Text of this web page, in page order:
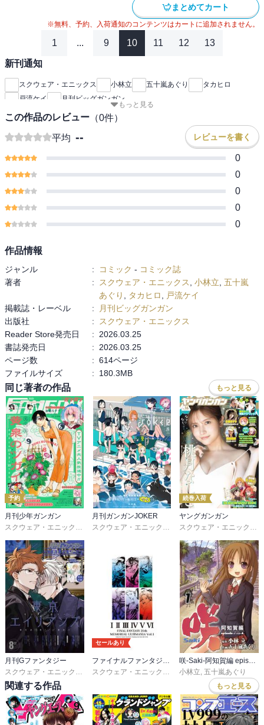
まとめてカート
※無料、予約、入荷通知のコンテンツはカートに追加されません。
1 ... 9 10 11 12 13
新刊通知
スクウェア・エニックス 小林立 五十嵐あぐり
タカヒロ
戸流ケイ
月刊ビッグガンガン
もっと見る
この作品のレビュー （0件）
平均 -- レビューを書く
0
0
0
0
0
作品情報
ジャンル : コミック - コミック誌
著者
: スクウェア・エニックス 小林立
五十嵐
あぐり
タカヒロ
戸流ケイ
掲載誌・レーベル
:
月刊ビッグガンガン
出版社
:
スクウェア・エニックス
Reader Store発売日
:
2026.03.25
書誌発売日
:
2026.03.25
ページ数
: 614ページ
ファイルサイズ
: 180.3MB
同じ著者の作品 もっと見る
予約
月刊少年ガンガン
スクウェア・エニックス
matoba, つみきどう ,石原宙 菖蒲
月刊ガンガンJOKER
スクウェア・エニックス
川村拓,河本ほむら, 尚村透
続巻入荷
ヤングガンガン
スクウェア・エニックス
月刊Gファンタジー
友麻碧,雨壱絵穹, 夏西七 佐島勤
セールあり
スタジオベントスタッフ
小林立 五十嵐あぐり
関連する作品 もっと見る